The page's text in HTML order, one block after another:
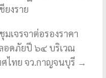
ยงราย
เจรจาต่อรองราคา
อดภัยปี ๖๔ บริเวณ
ไทย จว.กาญจนบุรี →